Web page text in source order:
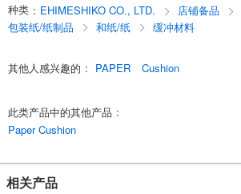
种类 : EHIMESHIKO CO., LTD. 店铺备品
包装纸/纸制品
和纸/纸 缓冲材料
其他人感兴趣的 : PAPER Cushion
此类产品中的其他产品 :
Paper Cushion
相关产品